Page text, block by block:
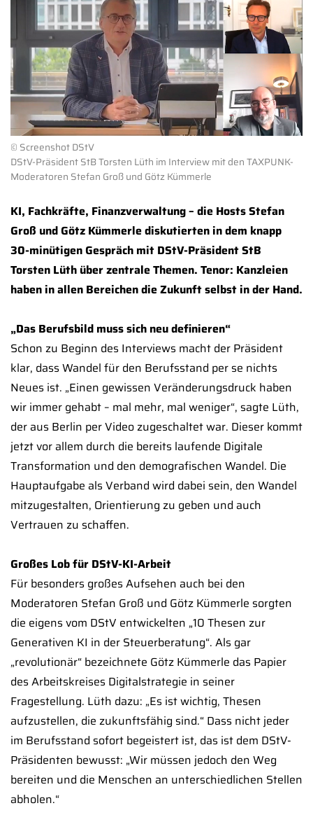
© Screenshot DStV
DStV-Präsident StB Torsten Lüth im Interview mit den TAXPUNK-
Moderatoren Stefan Groß und Götz Kümmerle
KI, Fachkräfte, Finanzverwaltung – die Hosts Stefan
Groß und Götz Kümmerle diskutierten in dem knapp
30-minütigen Gespräch mit DStV-Präsident StB
Torsten Lüth über zentrale Themen. Tenor: Kanzleien
haben in allen Bereichen die Zukunft selbst in der Hand.
„Das Berufsbild muss sich neu definieren“
Schon zu Beginn des Interviews macht der Präsident
klar, dass Wandel für den Berufsstand per se nichts
Neues ist. „Einen gewissen Veränderungsdruck haben
wir immer gehabt – mal mehr, mal weniger“, sagte Lüth,
der aus Berlin per Video zugeschaltet war. Dieser kommt
jetzt vor allem durch die bereits laufende Digitale
Transformation und den demografischen Wandel. Die
Hauptaufgabe als Verband wird dabei sein, den Wandel
mitzugestalten, Orientierung zu geben und auch
Vertrauen zu schaffen.
Großes Lob für DStV-KI-Arbeit
Für besonders großes Aufsehen auch bei den
Moderatoren Stefan Groß und Götz Kümmerle sorgten
die eigens vom DStV entwickelten „10 Thesen zur
Generativen KI in der Steuerberatung“. Als gar
„revolutionär“ bezeichnete Götz Kümmerle das Papier
des Arbeitskreises Digitalstrategie in seiner
Fragestellung. Lüth dazu: „Es ist wichtig, Thesen
aufzustellen, die zukunftsfähig sind.“ Dass nicht jeder
im Berufsstand sofort begeistert ist, das ist dem DStV-
Präsidenten bewusst: „Wir müssen jedoch den Weg
bereiten und die Menschen an unterschiedlichen Stellen
abholen.“